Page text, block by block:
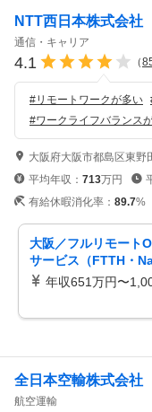
NTT西日本株式会社
通信・キャリア
4.1 （
#リモートワークが多い
#ワークライフバランス
大阪府大阪市都島区東野
平均年収： 713万円
有給休暇消化率： 89.7%
大阪／フルリモート
サービス（FTTH・
開発社会創造を実現
年収651万円〜
全日本空輸株式会社
航空運輸